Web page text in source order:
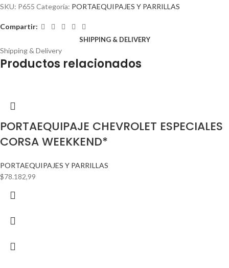
SKU: P655 Categoría: PORTAEQUIPAJES Y PARRILLAS
Compartir:
SHIPPING & DELIVERY
Shipping & Delivery
Productos relacionados
PORTAEQUIPAJE CHEVROLET ESPECIALES
CORSA WEEKKEND*
PORTAEQUIPAJES Y PARRILLAS
$78.182,99